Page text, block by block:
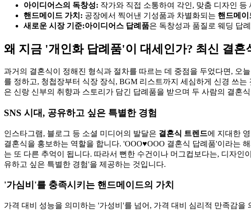
아이디어스의 독창성: 작가와 직접 소통하여 각인, 맞춤 디자인 등
핸드메이드 가치: 공장에서 찍어낸 기성품과 차별화되는 핸드메이
새로운 시장 기준:아이디어스 답례품은 독창성과 품질로 웨딩 답
왜 지금 '개인화 답례품'이 대세인가? 최신 결혼
과거의 결혼식이 정해진 형식과 절차를 따르는 데 중점을 두었다면, 오
를 정하고, 청첩장부터 식장 장식, BGM 리스트까지 세심하게 신경 쓰
은 신랑 신부의 취향과 스토리가 담긴 답례품을 받으며 두 사람의 결혼
SNS 시대, 공유하고 싶은 특별한 경험
인스타그램, 블로그 등 소셜 미디어의 발달은 결혼식 트렌드에 지대한
결혼식을 홍보하는 역할을 합니다. 'OOO♥OOO 결혼식 답례품'이라는
는 또 다른 추억이 됩니다. 따라서 뻔한 수건이나 머그컵보다는, 디자인
유하고 싶은 특별한 경험'을 제공하는 것입니다.
'가심비'를 충족시키는 핸드메이드의 가치
가격 대비 성능을 의미하는 '가성비'를 넘어, 가격 대비 심리적 만족감